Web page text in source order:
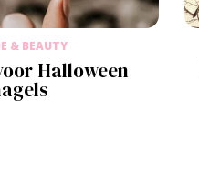
& BEAUTY
Halloween